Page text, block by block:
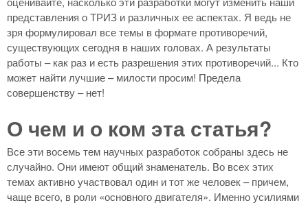
представления о ТРИЗ и различных ее аспектах. Я ведь не
зря формулировал все темы в формате противоречий,
существующих сегодня в наших головах. А результаты
работы – как раз и есть разрешения этих противоречий... Кто
может найти лучшие – милости просим! Предела
совершенству – нет!
О чем и о ком эта статья?
Все эти восемь тем научных разработок собраны здесь не
случайно. Они имеют общий знаменатель. Во всех этих
темах активно участвовал один и тот же человек – причем,
чаще всего, в роли «основного двигателя». Именно усилиями